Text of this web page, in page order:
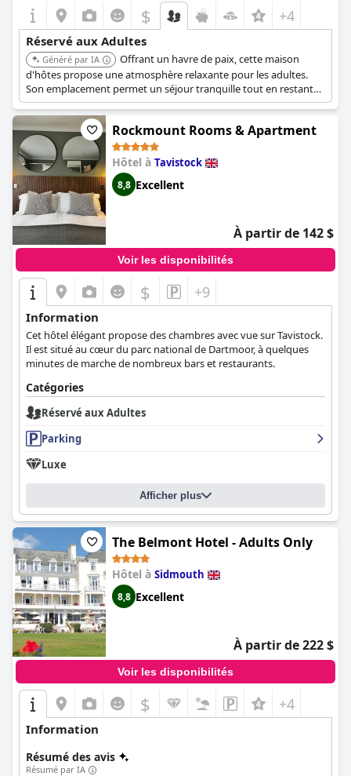
$ +4
Réservé aux Adultes
Généré par IA
Offrant un havre de paix, cette maison
d'hôtes propose une atmosphère relaxante pour les adultes.
Son emplacement permet un séjour tranquille tout en restant
accessible aux attractions locales.
Rockmount Rooms & Apartment
Hôtel à Tavistock
8,8 Excellent
À partir de 142 $
Voir les disponibilités
$ +9
Information
Cet hôtel élégant propose des chambres avec vue sur Tavistock.
Il est situé au cœur du parc national de Dartmoor, à quelques
minutes de marche de nombreux bars et restaurants.
Catégories
Réservé aux Adultes
Parking
Luxe
Afficher plus
The Belmont Hotel - Adults Only
Hôtel à Sidmouth
8,8 Excellent
À partir de 222 $
Voir les disponibilités
$ +4
Information
Résumé des avis
Résumé par IA